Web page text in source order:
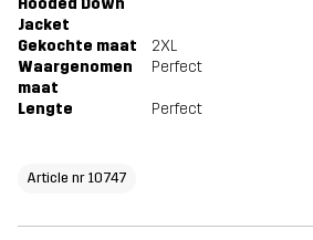
Hooded Down
Jacket
Gekochte maat
2XL
Waargenomen
maat
Perfect
Lengte Perfect
Article nr 10747